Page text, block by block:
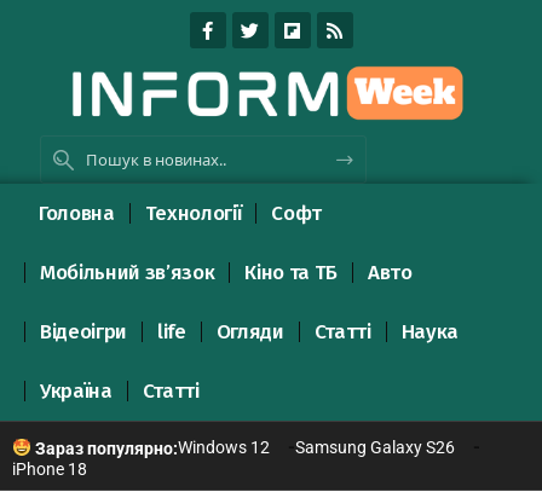
Головна Технології Софт
Мобільний зв’язок Кіно та ТБ Авто
Відеоігри life Огляди Статті Наука
Україна Статті
Зараз популярно:Windows 12
Samsung Galaxy S26
iPhone 18